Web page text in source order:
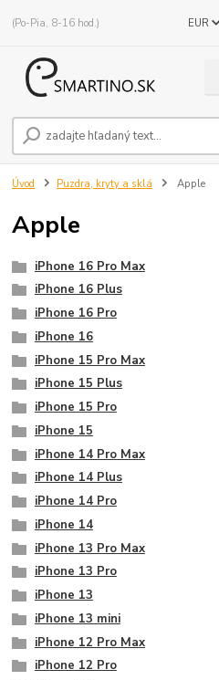
EUR
(Po-Pia, 8-16 hod.)
Úvod Puzdra, kryty a sklá Apple
Apple
iPhone 16 Pro Max
iPhone 16 Plus
iPhone 16 Pro
iPhone 16
iPhone 15 Pro Max
iPhone 15 Plus
iPhone 15 Pro
iPhone 15
iPhone 14 Pro Max
iPhone 14 Plus
iPhone 14 Pro
iPhone 14
iPhone 13 Pro Max
iPhone 13 Pro
iPhone 13
iPhone 13 mini
iPhone 12 Pro Max
iPhone 12 Pro